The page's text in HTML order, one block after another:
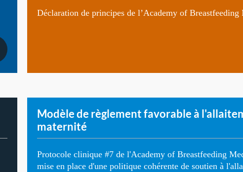
Déclaration de principes de l’Academy of Breastfeeding
Modèle de règlement favorable à
maternité
Protocole clinique #7 de l'Academy of Breastfeeding
mise en place d'une politique cohérente de soutien à